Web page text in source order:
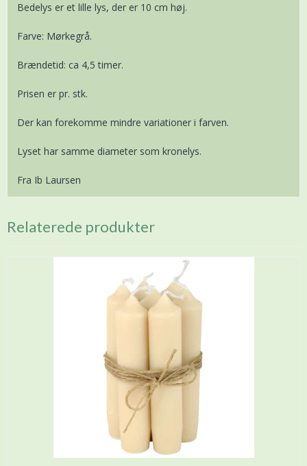
Bedelys er et lille lys, der er 10 cm høj.
Farve: Mørkegrå.
Brændetid: ca 4,5 timer.
Prisen er pr. stk.
Der kan forekomme mindre variationer i farven.
Lyset har samme diameter som kronelys.
Fra Ib Laursen
Relaterede produkter